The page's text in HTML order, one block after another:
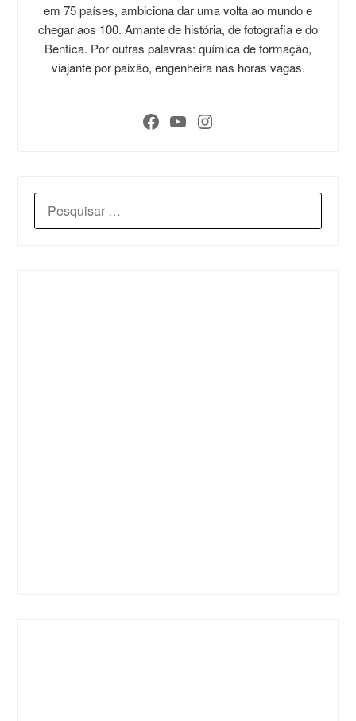
em 75 países, ambiciona dar uma volta ao mundo e
chegar aos 100. Amante de história, de fotografia e do
Benfica. Por outras palavras: química de formação,
viajante por paixão, engenheira nas horas vagas.